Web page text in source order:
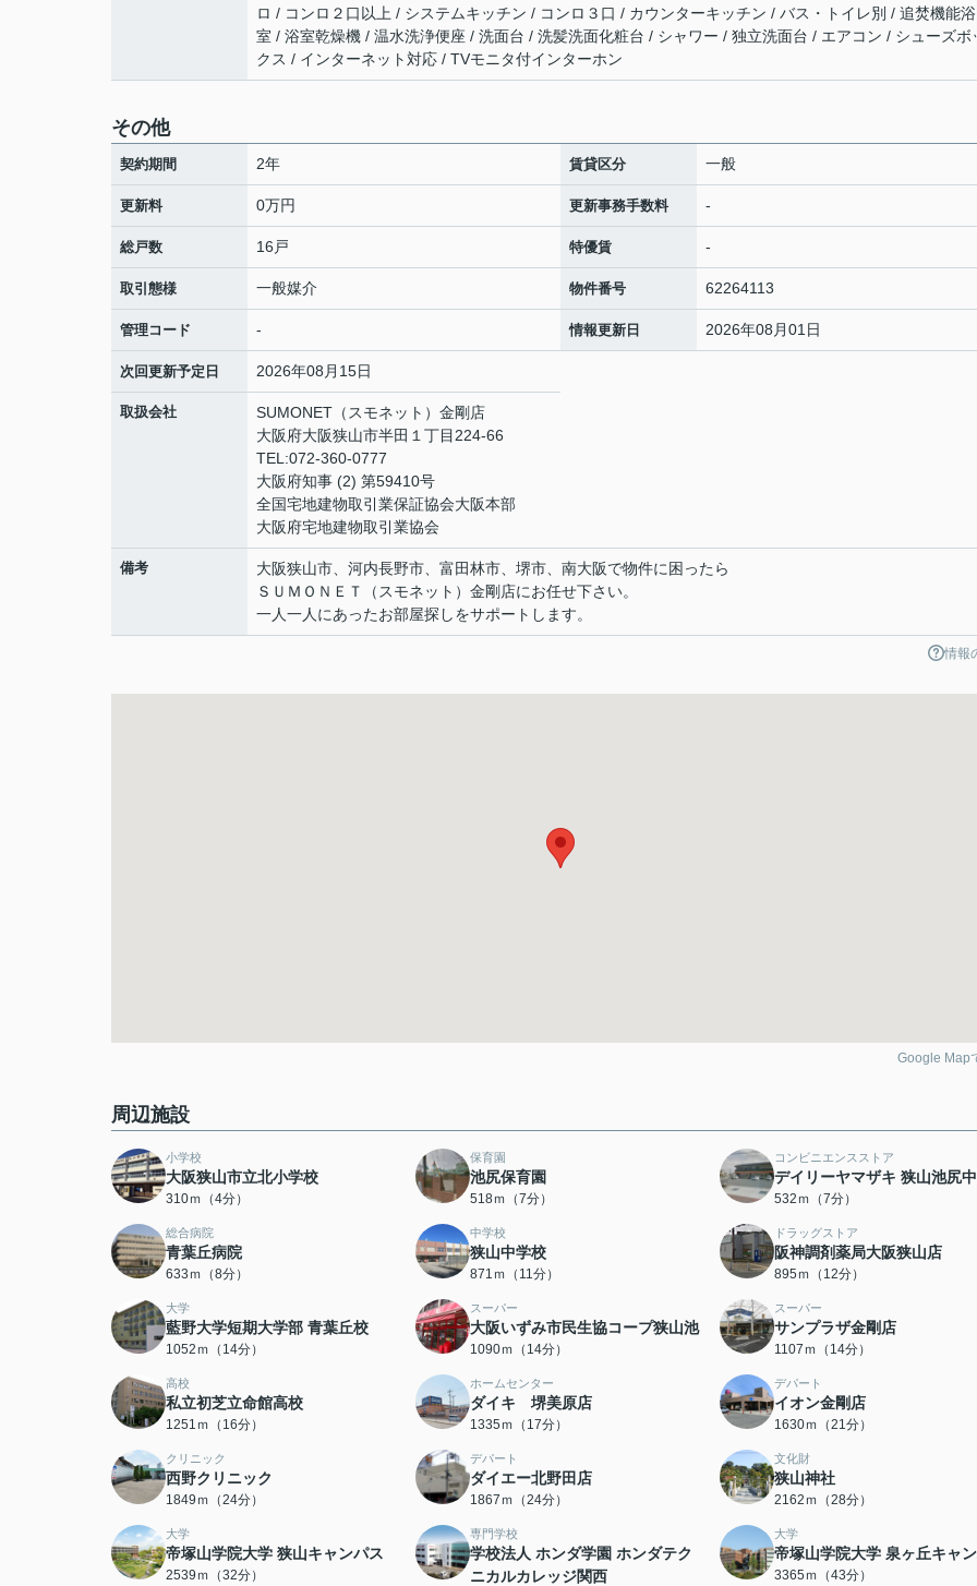
ロ / コンロ２口以上 / システムキッチン / コンロ３口 / カウンターキッチン / バス・トイレ別 / 追焚機能浴
室 / 浴室乾燥機 / 温水洗浄便座 / 洗面台 / 洗髪洗面化粧台 / シャワー / 独立洗面台 / エアコン / シューズボ
クス / インターネット対応 / TVモニタ付インターホン
その他
契約期間 2年 賃貸区分 一般
更新料 0万円 更新事務手数料 -
総戸数 16戸 特優賃 -
取引態様 一般媒介 物件番号 62264113
管理コード - 情報更新日 2026年08月01日
次回更新予定日 2026年08月15日
取扱会社
SUMONET（スモネット）金剛店
大阪府大阪狭山市半田１丁目224-66
TEL:072-360-0777
大阪府知事 (2) 第59410号
全国宅地建物取引業保証協会大阪本部
大阪府宅地建物取引業協会
備考
大阪狭山市、河内長野市、富田林市、堺市、南大阪で物件に困ったら
ＳＵＭＯＮＥＴ（スモネット）金剛店にお任せ下さい。
一人一人にあったお部屋探しをサポートします。
情報
Google Map
周辺施設
小学校
大阪狭山市立北小学校
310ｍ（4分）
保育園
池尻保育園
518ｍ（7分）
コンビニエンスストア
デイリーヤマザキ 狭山池尻
532ｍ（7分）
総合病院
青葉丘病院
633ｍ（8分）
中学校
狭山中学校
871ｍ（11分）
ドラッグストア
阪神調剤薬局大阪狭山店
895ｍ（12分）
大学
藍野大学短期大学部 青葉丘校
1052ｍ（14分）
スーパー
大阪いずみ市民生協コープ狭山池
1090ｍ（14分）
スーパー
サンプラザ金剛店
1107ｍ（14分）
高校
私立初芝立命館高校
1251ｍ（16分）
ホームセンター
ダイキ 堺美原店
1335ｍ（17分）
デパート
イオン金剛店
1630ｍ（21分）
クリニック
西野クリニック
1849ｍ（24分）
デパート
ダイエー北野田店
1867ｍ（24分）
文化財
狭山神社
2162ｍ（28分）
大学
帝塚山学院大学 狭山キャンパス
2539ｍ（32分）
専門学校
学校法人 ホンダ学園 ホンダテク
ニカルカレッジ関西
大学
帝塚山学院大学 泉ヶ丘キャ
3365ｍ（43分）